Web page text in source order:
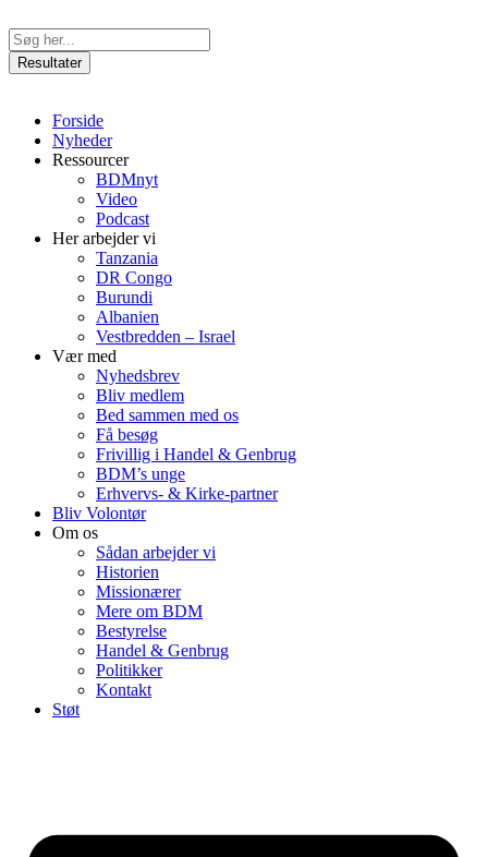
til
indhold
Search
...Resultater
Forside
Nyheder
Ressourcer
BDMnyt
Video
Podcast
Her arbejder vi
Tanzania
DR Congo
Burundi
Albanien
Vestbredden – Israel
Vær med
Nyhedsbrev
Bliv medlem
Bed sammen med os
Få besøg
Frivillig i Handel & Genbrug
BDM’s unge
Erhvervs- & Kirke-partner
Bliv Volontør
Om os
Sådan arbejder vi
Historien
Missionærer
Mere om BDM
Bestyrelse
Handel & Genbrug
Politikker
Kontakt
Støt